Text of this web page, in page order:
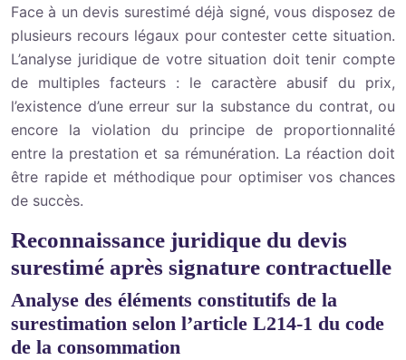
Face à un devis surestimé déjà signé, vous disposez de
plusieurs recours légaux pour contester cette situation.
L’analyse juridique de votre situation doit tenir compte
de multiples facteurs : le caractère abusif du prix,
l’existence d’une erreur sur la substance du contrat, ou
encore la violation du principe de proportionnalité
entre la prestation et sa rémunération. La réaction doit
être rapide et méthodique pour optimiser vos chances
de succès.
Reconnaissance juridique du devis
surestimé après signature contractuelle
Analyse des éléments constitutifs de la
surestimation selon l’article L214-1 du code
de la consommation